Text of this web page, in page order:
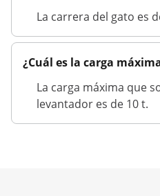
La carrera del gato es
¿Cuál es la carga
La carga máxima que
levantador es de 10 t.